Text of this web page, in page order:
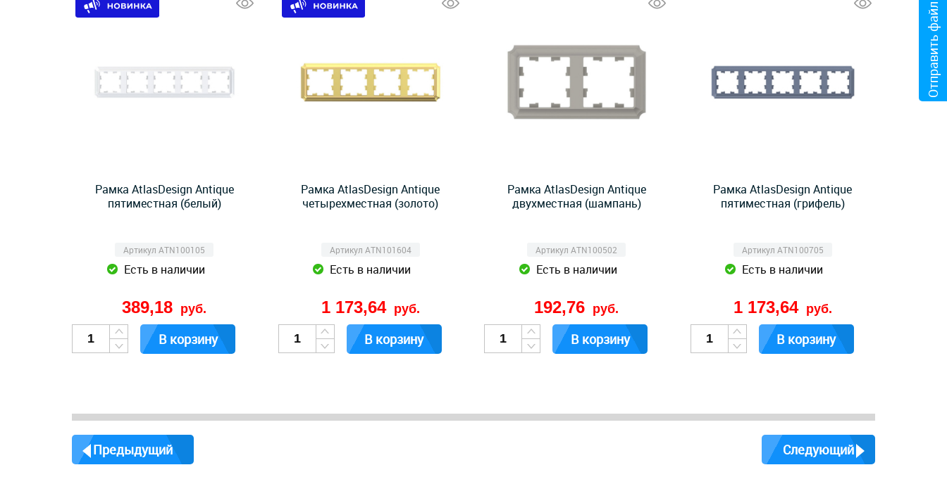
Рамка AtlasDesign Antique
пятиместная (белый)
Артикул ATN100105
Есть в наличии
389,18 руб.
В корзину
Рамка AtlasDesign Antique
четырехместная (золото)
Артикул ATN101604
Есть в наличии
1 173,64 руб.
В корзину
Рамка AtlasDesign Antique
двухместная (шампань)
Артикул ATN100502
Есть в наличии
192,76 руб.
В корзину
Рамка AtlasDesign Antique
пятиместная (грифель)
Артикул ATN100705
Есть в наличии
1 173,64 руб.
В корзину
Предыдущий Следующий
Отправить файл